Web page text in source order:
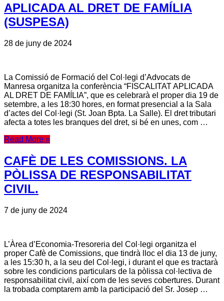
APLICADA AL DRET DE FAMÍLIA
(SUSPESA)
28 de juny de 2024
La Comissió de Formació del Col·legi d’Advocats de
Manresa organitza la conferència “FISCALITAT APLICADA
AL DRET DE FAMÍLIA”, que es celebrarà el proper dia 19 de
setembre, a les 18:30 hores, en format presencial a la Sala
d’actes del Col·legi (St. Joan Bpta. La Salle). El dret tributari
afecta a totes les branques del dret, si bé en unes, com …
Read More »
CAFÈ DE LES COMISSIONS. LA
PÒLISSA DE RESPONSABILITAT
CIVIL.
7 de juny de 2024
L’Àrea d’Economia-Tresoreria del Col·legi organitza el
proper Cafè de Comissions, que tindrà lloc el dia 13 de juny,
a les 15:30 h, a la seu del Col·legi, i durant el que es tractarà
sobre les condicions particulars de la pòlissa col·lectiva de
responsabilitat civil, així com de les seves cobertures. Durant
la trobada comptarem amb la participació del Sr. Josep …